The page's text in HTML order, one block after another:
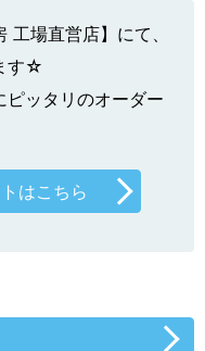
場直営店】にて、
す☆
ピッタリのオーダー
はこちら